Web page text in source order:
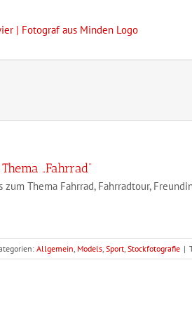
„Fahrrad“
zum Thema Fahrrad, Fahrradtour,
Allgemein, Models, Sport, Stockfotografie |